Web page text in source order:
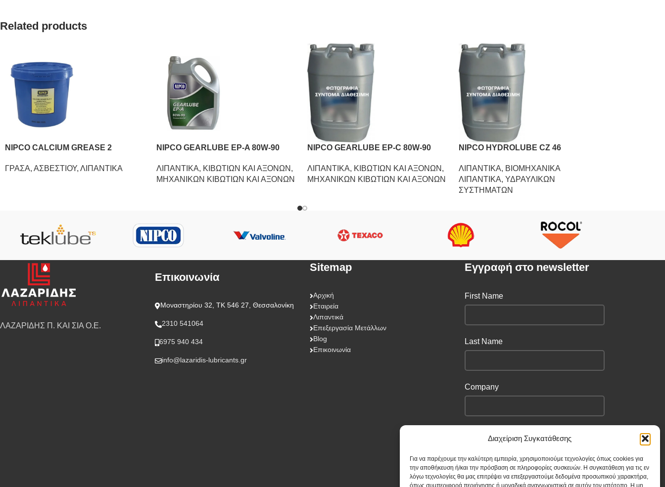
Διαχείριση Συγκατάθεσης
Για να παρέχουμε την καλύτερη εμπειρία, χρησιμοποιούμε τεχνολογίες όπως cookies για
την αποθήκευση ή/και την πρόσβαση σε πληροφορίες συσκευών. Η συγκατάθεση για τις εν
λόγω τεχνολογίες θα μας επιτρέψει να επεξεργαστούμε δεδομένα προσωπικού χαρακτήρα,
όπως συμπεριφορά περιήγησης ή μοναδικά αναγνωριστικά σε αυτόν τον ιστότοπο. Η μη
Related products
NIPCO CALCIUM GREASE 2
ΓΡΑΣΑ, ΑΣΒΕΣΤΙΟΥ, ΛΙΠΑΝΤΙΚΑ
NIPCO GEARLUBE EP-A 80W-90
ΛΙΠΑΝΤΙΚΑ, ΚΙΒΩΤΙΩΝ ΚΑΙ ΑΞΟΝΩΝ ,
ΜΗΧΑΝΙΚΩΝ ΚΙΒΩΤΙΩΝ ΚΑΙ ΑΞΟΝΩΝ
NIPCO GEARLUBE EP-C 80W-90
ΛΙΠΑΝΤΙΚΑ, ΚΙΒΩΤΙΩΝ ΚΑΙ ΑΞΟΝΩΝ ,
ΜΗΧΑΝΙΚΩΝ ΚΙΒΩΤΙΩΝ ΚΑΙ ΑΞΟΝΩΝ
NIPCO HYDROLUBE CZ 46
ΛΙΠΑΝΤΙΚΑ, ΒΙΟΜΗΧΑΝΙΚΑ
ΛΙΠΑΝΤΙΚΑ, ΥΔΡΑΥΛΙΚΩΝ
ΣΥΣΤΗΜΑΤΩΝ
ΛΑΖΑΡΙΔΗΣ Π. ΚΑΙ ΣΙΑ Ο.Ε.
Επικοινωνία
Μοναστηρίου 32, ΤΚ 546 27, Θεσσαλονίκη
2310 541064
6975 940 434
info@lazaridis-lubricants.gr
Sitemap
Αρχική
Εταιρεία
Λιπαντικά
Επεξεργασία Μετάλλων
Blog
Επικοινωνία
Eγγραφή στο newsletter
First Name
Last Name
Company
conditions